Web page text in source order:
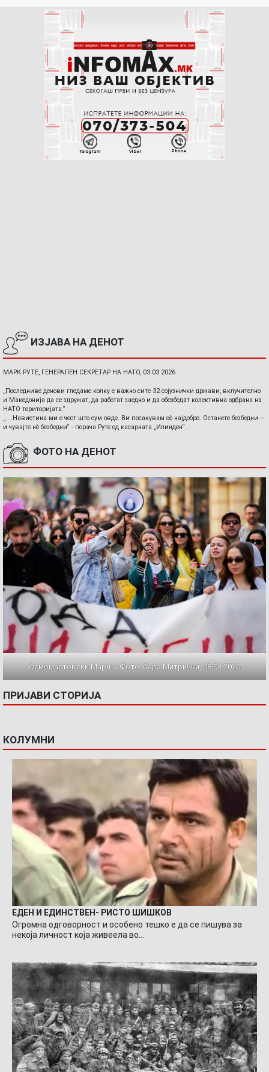
ИЗЈАВА НА ДЕНОТ
МАРК РУТЕ, ГЕНЕРАЛЕН СЕКРЕТАР НА НАТО, 03.03.2026
„Последниве денови гледаме колку е важно сите 32 сојузнички држави, вклучително
и Македонија да се здружат, да работат заедно и да обезбедат колективна одбрана на
НАТО територијата.“
„ ...Навистина ми е чест што сум овде. Ви посакувам сè најдобро. Останете безбедни –
и чувајте нè безбедни“ - порача Руте од касарната „Илинден“.
ФОТО НА ДЕНОТ
Осмомартовски Марш / Фото: Сара Митрички, 08.03.2026
ПРИЈАВИ СТОРИЈА
КОЛУМНИ
ЕДЕН И ЕДИНСТВЕН- РИСТО ШИШКОВ
Огромна одговорност и особено тешко е да се пишува за
некоја личност која живеела во…